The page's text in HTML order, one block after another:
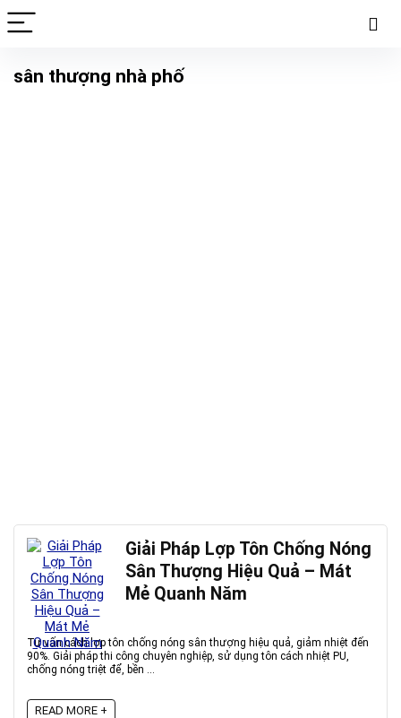
sân thượng nhà phố
Giải Pháp Lợp Tôn Chống Nóng
Sân Thượng Hiệu Quả – Mát
Mẻ Quanh Năm
Tư vấn cách lợp tôn chống nóng sân thượng hiệu quả, giảm nhiệt đến
90%. Giải pháp thi công chuyên nghiệp, sử dụng tôn cách nhiệt PU,
chống nóng triệt để, bền ...
READ MORE +